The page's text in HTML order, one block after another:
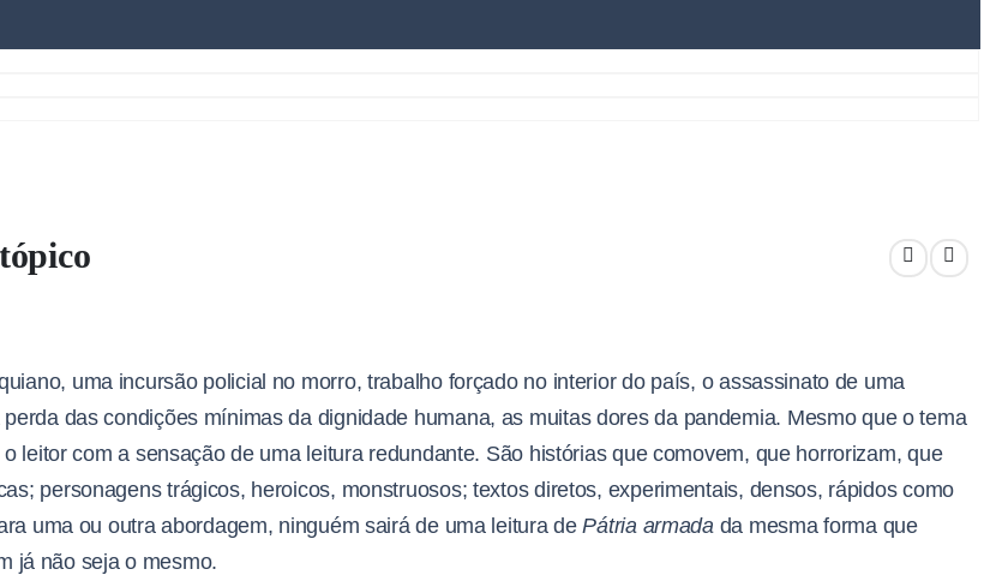
uma incursão policial no morro, trabalho forçado no interior do país, o assassinato de uma
das condições mínimas da dignidade humana, as muitas dores da pandemia. Mesmo que o tema
leitor com a sensação de uma leitura redundante. São histórias que comovem, que horrorizam, que
personagens trágicos, heroicos, monstruosos; textos diretos, experimentais, densos, rápidos como
uma ou outra abordagem, ninguém sairá de uma leitura dePátria armada da mesma forma que
já não seja o mesmo.